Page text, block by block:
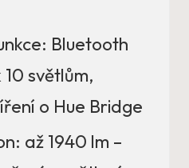
Bluetooth
světlům,
o Hue Bridge
až 1940 lm –